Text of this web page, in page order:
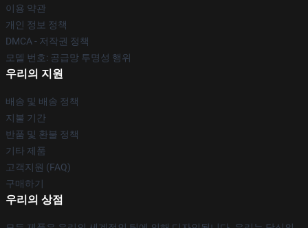
이용 약관
개인 정보 정책
DMCA - 저작권 정책
모델 번호: 공급망 투명성 행위
우리의 지원
배송 및 배송 정책
지불 기간
반품 및 환불 정책
기타 제품
고객지원 (FAQ)
구매하기
우리의 상점